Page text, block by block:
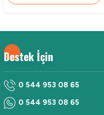
Destek İçin
0 544 953 08 65
0 544 953 08 65